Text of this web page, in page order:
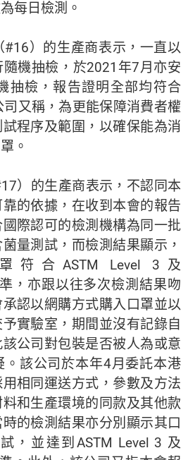
每日檢測。
#16）的生產商表示，一直以
機抽檢，於2021年7月亦安
抽檢，報告證明全部均符合
又稱，為更能保障消費者權
程序及範圍，以確保能為消
。
）的生產商表示，不認同本
的依據，在收到本會的報告
際認可的檢測機構為同一批
量測試，而檢測結果顯示，
符合ASTM Level 3及
，亦跟以往多次檢測結果吻
認以網購方式購入口罩並以
實驗室，期間並沒有記錄自
公司對包裝是否被人為或意
。該公司於本年4月委託本港
相同運送方式，參數及方法
和生產環境的同款及其他款
的檢測結果亦分別顯示其口
，並達到ASTM Level 3 及